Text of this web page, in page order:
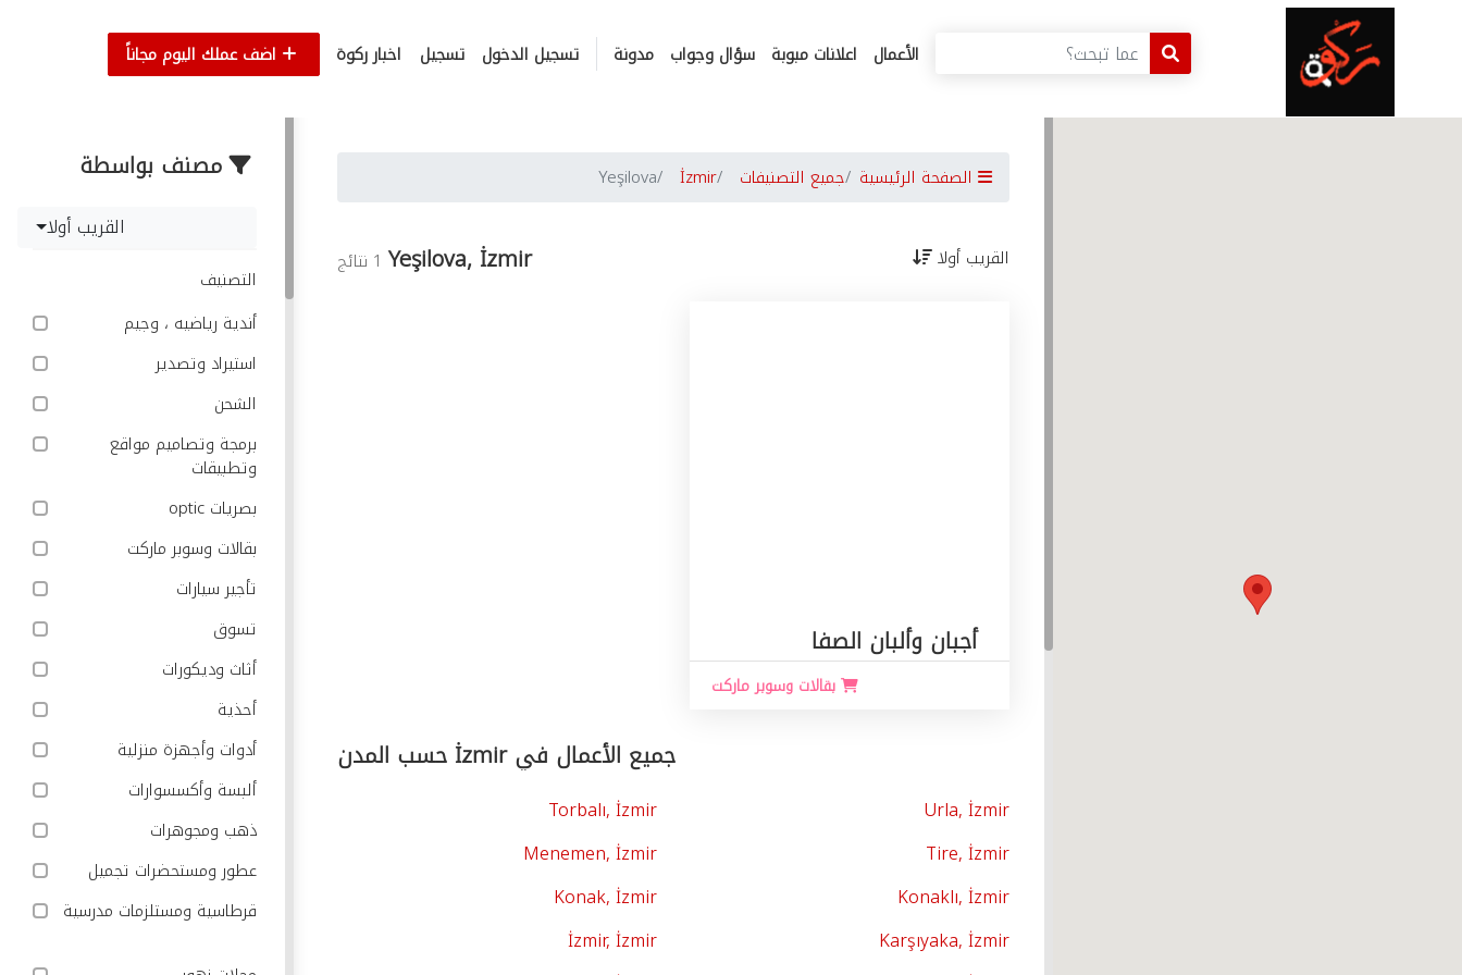
الأعمال اعلانات مبوبة سؤال وجواب مدونة تسجيل الدخول تسجيل اخبار ركوة اضف عملك اليوم مجاناً
مصنف بواسطة
القريب أولا
التصنيف
أندية رياضيه ، وجيم
استيراد وتصدير
الشحن
برمجة وتصاميم مواقع
وتطبيقات
بصريات optic
بقالات وسوبر ماركت
تأجير سيارات
تسوق
أثاث وديكورات
أحذية
أدوات وأجهزة منزلية
ألبسة وأكسسوارات
ذهب ومجوهرات
عطور ومستحضرات تجميل
قرطاسية ومستلزمات مدرسية
الصفحة الرئيسية جميع التصنيفات İzmir
Yeşilova
Yeşilova, İzmir 1 نتائج القريب أولا
أجبان وألبان الصفا
بقالات وسوبر ماركت
جميع الأعمال في İzmir حسب المدن
Urla, İzmir
Torbalı, İzmir
Tire, İzmir
Menemen, İzmir
Konaklı, İzmir
Konak, İzmir
Karşıyaka, İzmir
İzmir, İzmir